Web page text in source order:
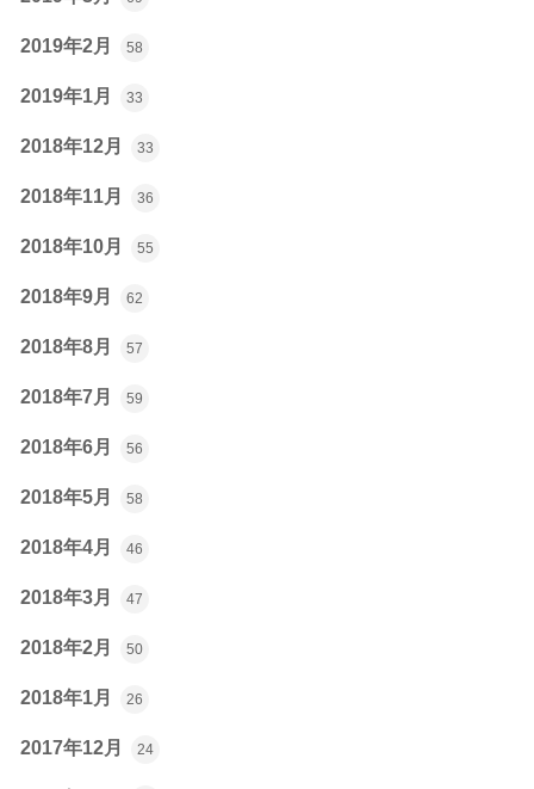
2019年2月 58
2019年1月 33
2018年12月 33
2018年11月 36
2018年10月 55
2018年9月 62
2018年8月 57
2018年7月 59
2018年6月 56
2018年5月 58
2018年4月 46
2018年3月 47
2018年2月 50
2018年1月 26
2017年12月 24